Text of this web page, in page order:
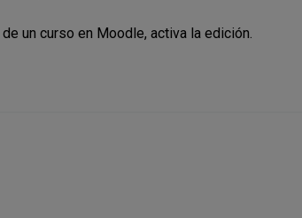
un curso en Moodle, activa la edición.